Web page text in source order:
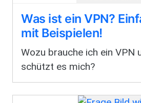
Was ist ein VPN?
mit Beispielen!
Wozu brauche ich ein VPN
schützt es mich?